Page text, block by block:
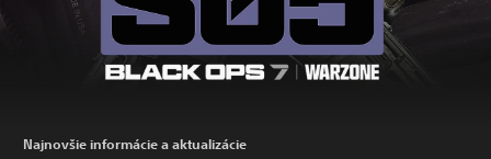
Najnovšie informácie a aktualizácie